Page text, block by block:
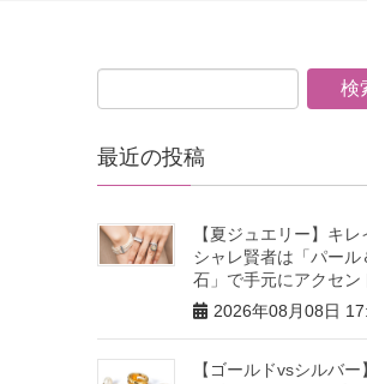
最近の投稿
【夏ジュエリー】キレ
シャレ賢者は「パール
石」で手元にアクセン
2026年08月08日
【ゴールドvsシルバー